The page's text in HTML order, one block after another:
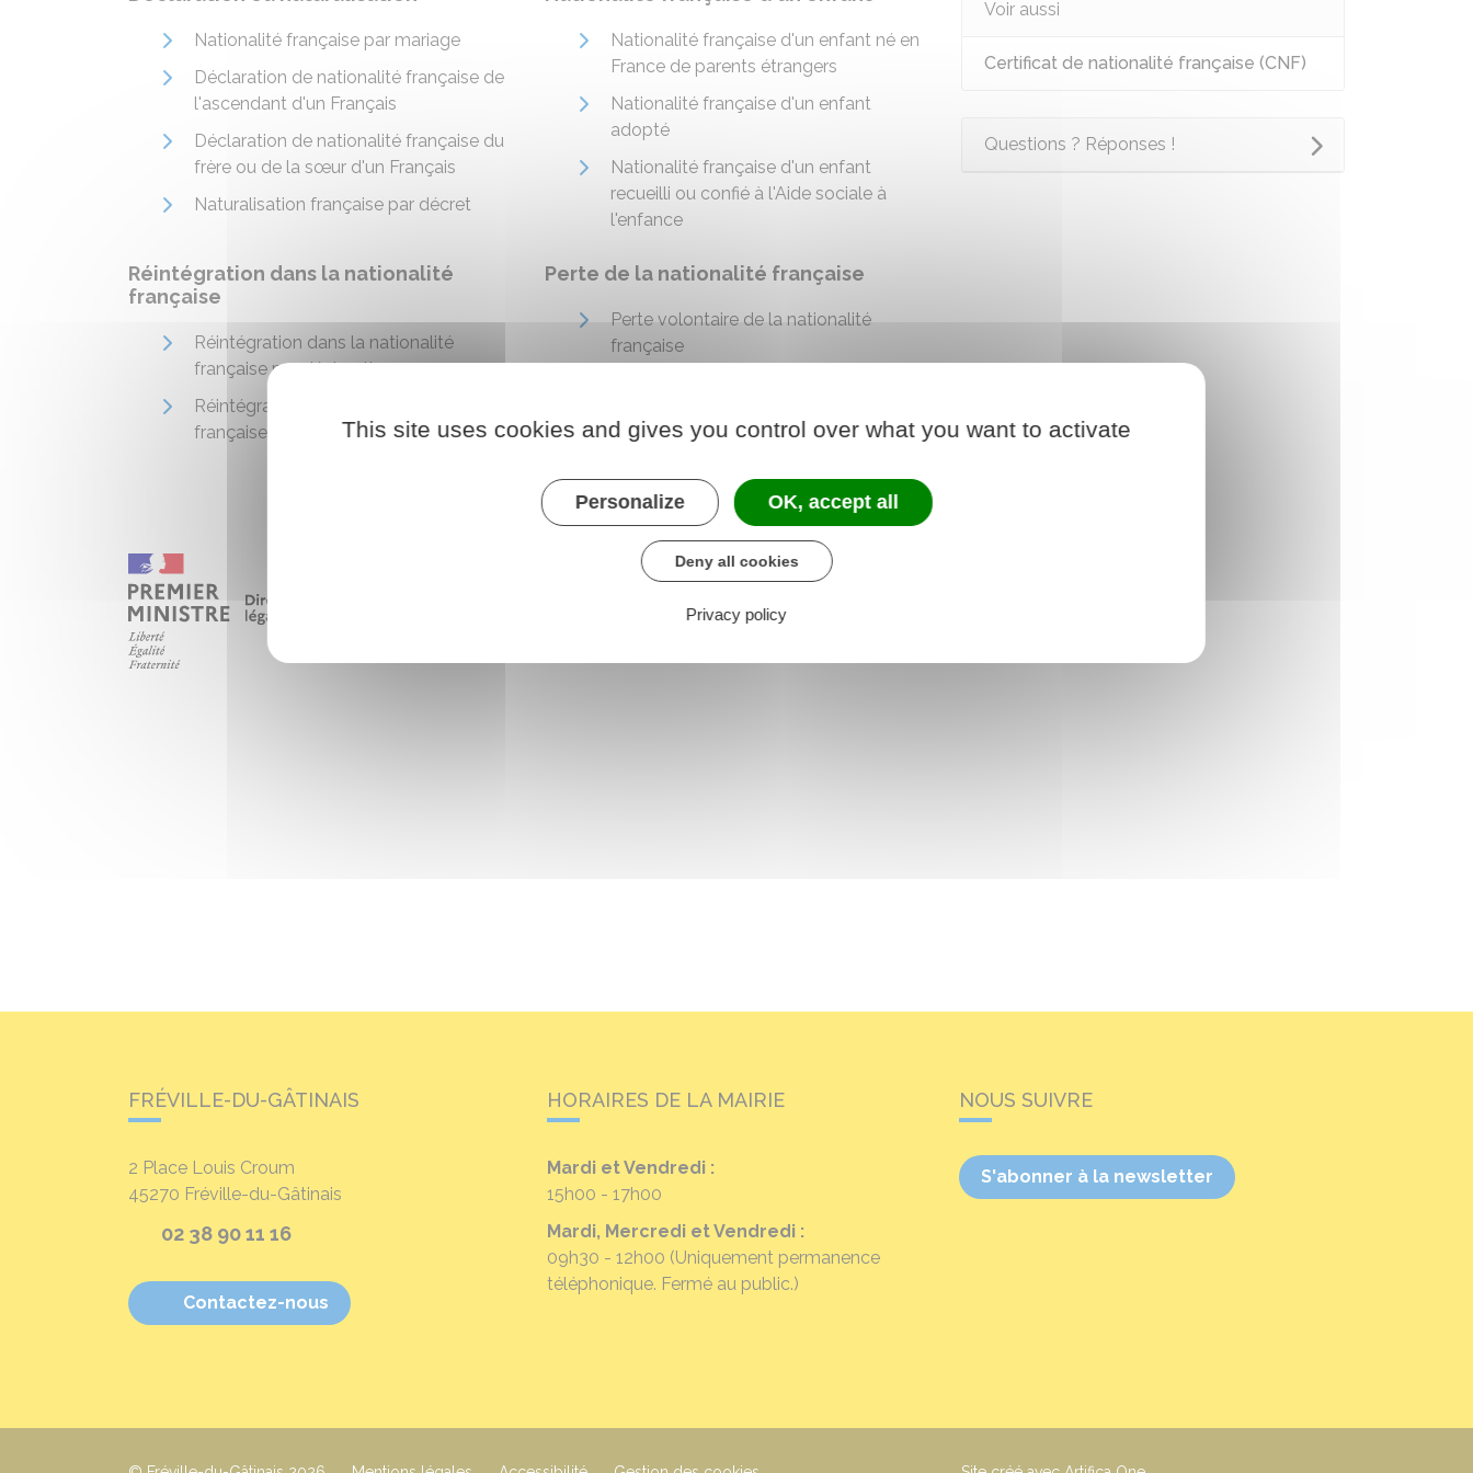
Nationalité française par mariage
Déclaration de nationalité française de
l'ascendant d'un Français
Déclaration de nationalité française du
frère ou de la sœur d'un Français
Naturalisation française par décret
Nationalité française d'un enfant né en
France de parents étrangers
Nationalité française d'un enfant
adopté
Nationalité française d'un enfant
recueilli ou confié à l'Aide sociale à
l'enfance
Réintégration dans la nationalité
française
Réintégration dans la nationalité
française par déclaration
Réintégration dans la nationalité
française par décret
Perte de la nationalité française
Perte volontaire de la nationalité
française
Voir aussi
Certificat de nationalité française (CNF)
Questions ? Réponses !
FRÉVILLE-DU-GÂTINAIS
2 Place Louis Croum
45270 Fréville-du-Gâtinais
02 38 90 11 16
Contactez-nous
HORAIRES DE LA MAIRIE
Mardi et Vendredi :
15h00 - 17h00
Mardi, Mercredi et Vendredi :
09h30 - 12h00 (Uniquement permanence
téléphonique. Fermé au public.)
NOUS SUIVRE
S'abonner à la newsletter
This site uses cookies and gives you control over what you want to activate
Personalize OK, accept all
Deny all cookies
Privacy policy